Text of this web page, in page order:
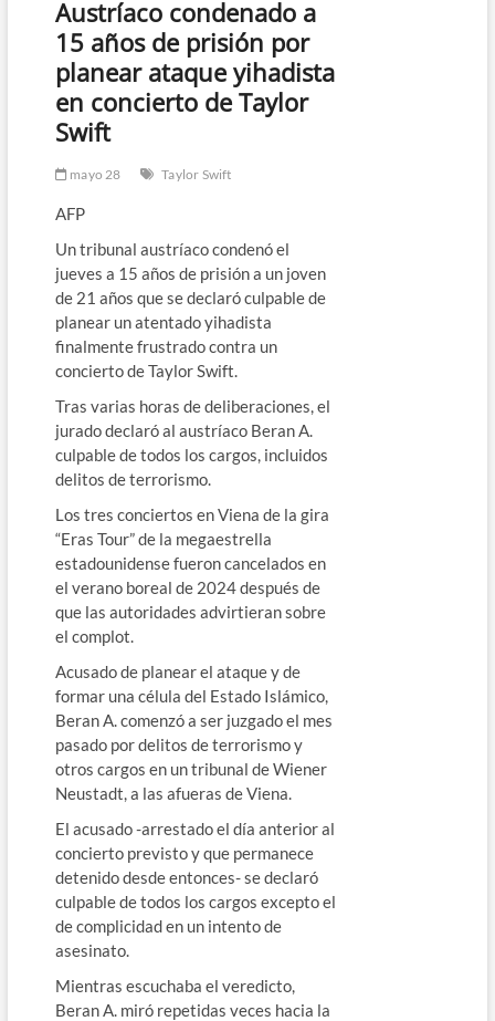
Austríaco condenado a
15 años de prisión por
planear ataque yihadista
en concierto de Taylor
Swift
mayo 28 Taylor Swift
AFP
Un tribunal austríaco condenó el
jueves a 15 años de prisión a un joven
de 21 años que se declaró culpable de
planear un atentado yihadista
finalmente frustrado contra un
concierto de Taylor Swift.
Tras varias horas de deliberaciones, el
jurado declaró al austríaco Beran A.
culpable de todos los cargos, incluidos
delitos de terrorismo.
Los tres conciertos en Viena de la gira
“Eras Tour” de la megaestrella
estadounidense fueron cancelados en
el verano boreal de 2024 después de
que las autoridades advirtieran sobre
el complot.
Acusado de planear el ataque y de
formar una célula del Estado Islámico,
Beran A. comenzó a ser juzgado el mes
pasado por delitos de terrorismo y
otros cargos en un tribunal de Wiener
Neustadt, a las afueras de Viena.
El acusado -arrestado el día anterior al
concierto previsto y que permanece
detenido desde entonces- se declaró
culpable de todos los cargos excepto el
de complicidad en un intento de
asesinato.
Mientras escuchaba el veredicto,
Beran A. miró repetidas veces hacia la